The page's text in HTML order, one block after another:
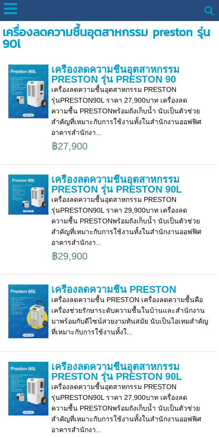
เครื่องลดความชื้นอุตสาหกรรม preston รุ่น
90l
เครื่องลดความชื้นอุตสาหกรรม
PRESTON รุ่น PRESTON 90
เครื่องลดความชื้นอุตสาหกรรม PRESTON
รุ่นPRESTON90L ราคา 27,900บาท เครื่องลด
ความชื้น PRESTONพร้อมถังเก็บน้ำ นับเป็นตัวช่วย
สำคัญที่เหมาะกับการใช้งานทั้งในสำนักงานออฟฟิศ
อาคารสำนักงา...
฿27,900
เครื่องลดความชื้นอุตสาหกรรม
PRESTON รุ่น PRESTON 90L
เครื่องลดความชื้นอุตสาหกรรม PRESTON
รุ่นPRESTON90L ราคา 29,900บาท เครื่องลด
ความชื้น PRESTONพร้อมถังเก็บน้ำ นับเป็นตัวช่วย
สำคัญที่เหมาะกับการใช้งานทั้งในสำนักงานออฟฟิศ
อาคารสำนักงา...
฿29,900
เครื่องลดความชื้น PRESTON
เครื่องลดความชื้น PRESTON เครื่องลดความชื้นคือ
เครื่องช่วยรักษาระดับความชื้นในบ้านและสำนักงาน
มาพร้อมกับดีไซน์สวยงามทันสมัย นับเป็นไอเทมสำคัญ
ที่เหมาะกับการใช้งานทั้งใ...
เครื่องลดความชื้นอุตสาหกรรม
PRESTON รุ่น PRESTON 90L
เครื่องลดความชื้นอุตสาหกรรม PRESTON
รุ่นPRESTON90L ราคา 27,900บาท เครื่องลด
ความชื้น PRESTONพร้อมถังเก็บน้ำ นับเป็นตัวช่วย
สำคัญที่เหมาะกับการใช้งานทั้งในสำนักงานออฟฟิศ
อาคารสำนักงา...